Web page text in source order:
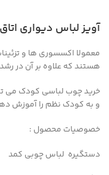
آویز لباس دیواری اتاق
معمولا اکسسوری ها و
هستند که علاوه بر آن در
خرید چوب لباسی کودک می
و به کودک نظم را آموزش
خصوصیات محصول :
دستگیره لباس چوبی کمد